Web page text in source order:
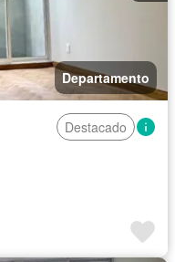
Departamento
Destacado